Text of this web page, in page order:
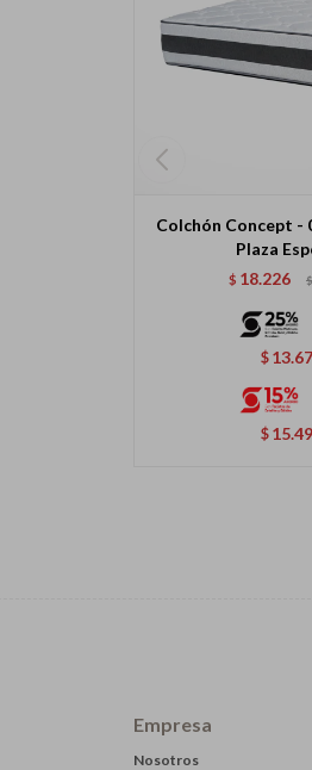
Colchón Concept -
Plaza
$ 18.226 $
$
$
Empresa
Nosotros